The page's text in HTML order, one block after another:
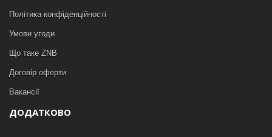
Політика конфіденційності
Умови угоди
Що таке ZNB
Договір оферти
Вакансії
ДОДАТКОВО